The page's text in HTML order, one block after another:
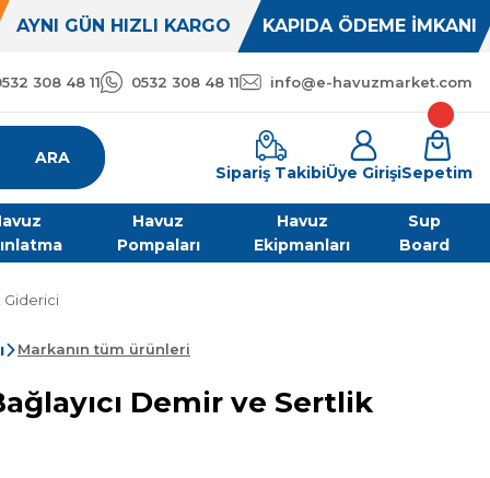
AYNI GÜN HIZLI KARGO KAPIDA ÖDEME İMKANI
308 48 11 0532 308 48 11 info@e-havuzmarket.com
ARA
Sipariş TakibiÜye GirişiSepetim
Havuz
Pompaları
Havuz
Ekipmanları
Sup
Board
Giderici
Markanın tüm ürünleri
Demir ve Sertlik